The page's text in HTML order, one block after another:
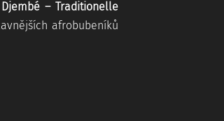
– Traditionelle
afrobubeníků